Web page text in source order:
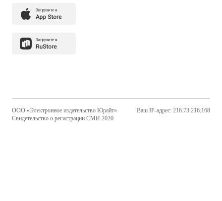
ООО «Электронное издательство Юрайт»
Свидетельство о регистрации СМИ 2020
Ваш IP-адрес: 216.73.216.168